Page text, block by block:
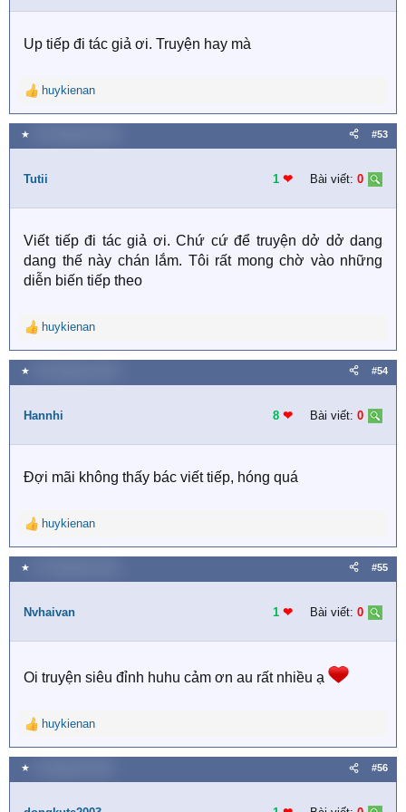
n
:Up tiếp đi tác giả ơi. Truyện hay mà
R
e
a
c
i
n
:
huykienan
★ #53
Tutii 1 ❤︎ Bài viết: 0
Viết tiếp đi tác giả ơi. Chứ cứ để truyện dở dở dang
dang thế này chán lắm. Tôi rất mong chờ vào những
diễn biến tiếp theo
R
e
a
c
i
n
:
huykienan
★ #54
Hannhi 8 ❤︎ Bài viết: 0
Đợi mãi không thấy bác viết tiếp, hóng quá
R
e
a
c
i
n
:
huykienan
★ #55
Nvhaivan 1 ❤︎ Bài viết: 0
Oi truyện siêu đỉnh huhu cảm ơn au rất nhiều ạ
R
e
a
c
huykienan
★ #56